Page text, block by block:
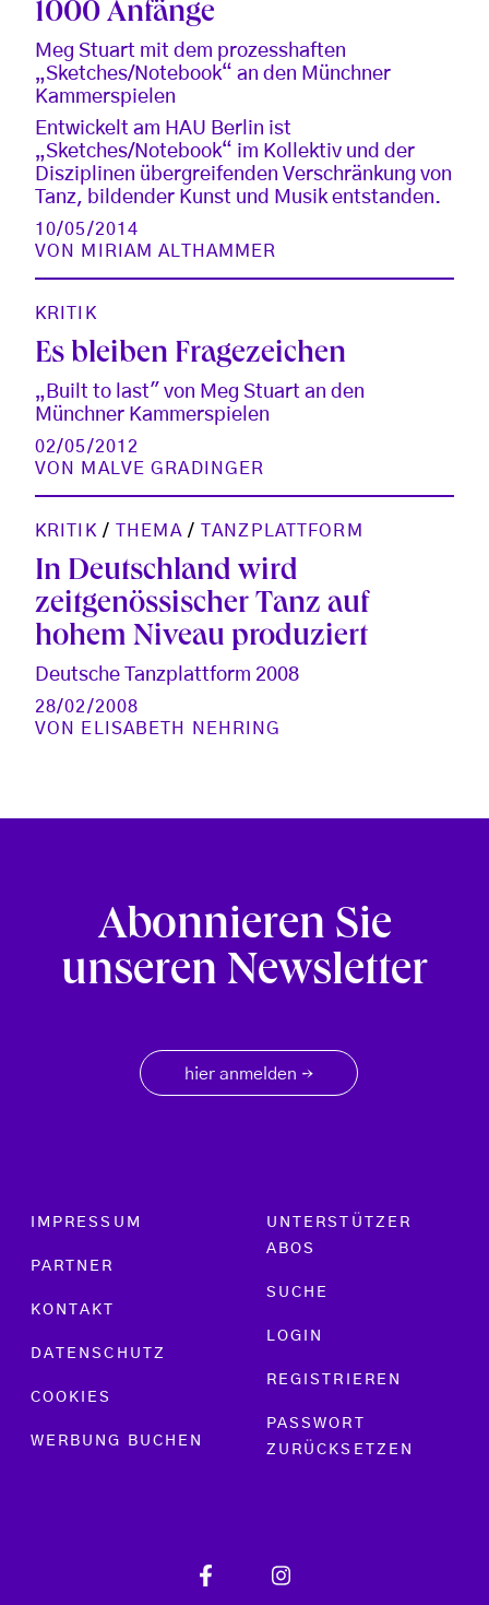
1000 Anfänge
Meg Stuart mit dem prozesshaften
„Sketches/Notebook“ an den Münchner
Kammerspielen
Entwickelt am HAU Berlin ist
„Sketches/Notebook“ im Kollektiv und der
Disziplinen übergreifenden Verschränkung von
Tanz, bildender Kunst und Musik entstanden.
10/05/2014
VON MIRIAM ALTHAMMER
KRITIK
Es bleiben Fragezeichen
„Built to last" von Meg Stuart an den
Münchner Kammerspielen
02/05/2012
VON MALVE GRADINGER
KRITIK / THEMA / TANZPLATTFORM
In Deutschland wird
zeitgenössischer Tanz auf
hohem Niveau produziert
Deutsche Tanzplattform 2008
28/02/2008
VON
ELISABETH NEHRING
Abonnieren Sie
unseren Newsletter
hier anmelden →
Footer menu
IMPRESSUM
PARTNER
KONTAKT
DATENSCHUTZ
COOKIES
WERBUNG BUCHEN
UNTERSTÜTZER
ABOS
SUCHE
LOGIN
REGISTRIEREN
PASSWORT
ZURÜCKSETZEN